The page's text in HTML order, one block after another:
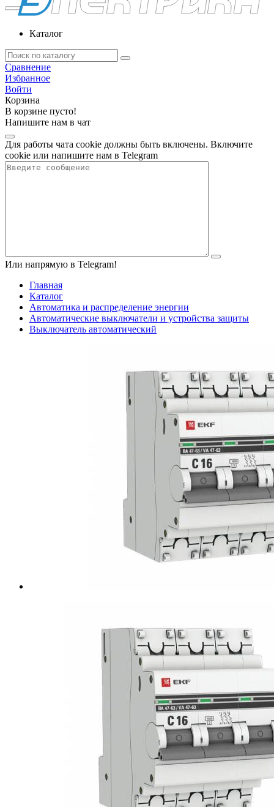
Каталог
Сравнение
Избранное
Войти
Корзина
В корзине пусто!
Напишите нам в чат
Для работы чата cookie должны быть включены. Включите
cookie или напишите нам в Telegram
Или напрямую в Telegram!
Главная
Каталог
Автоматика и распределение энергии
Автоматические выключатели и устройства защиты
Выключатель автоматический